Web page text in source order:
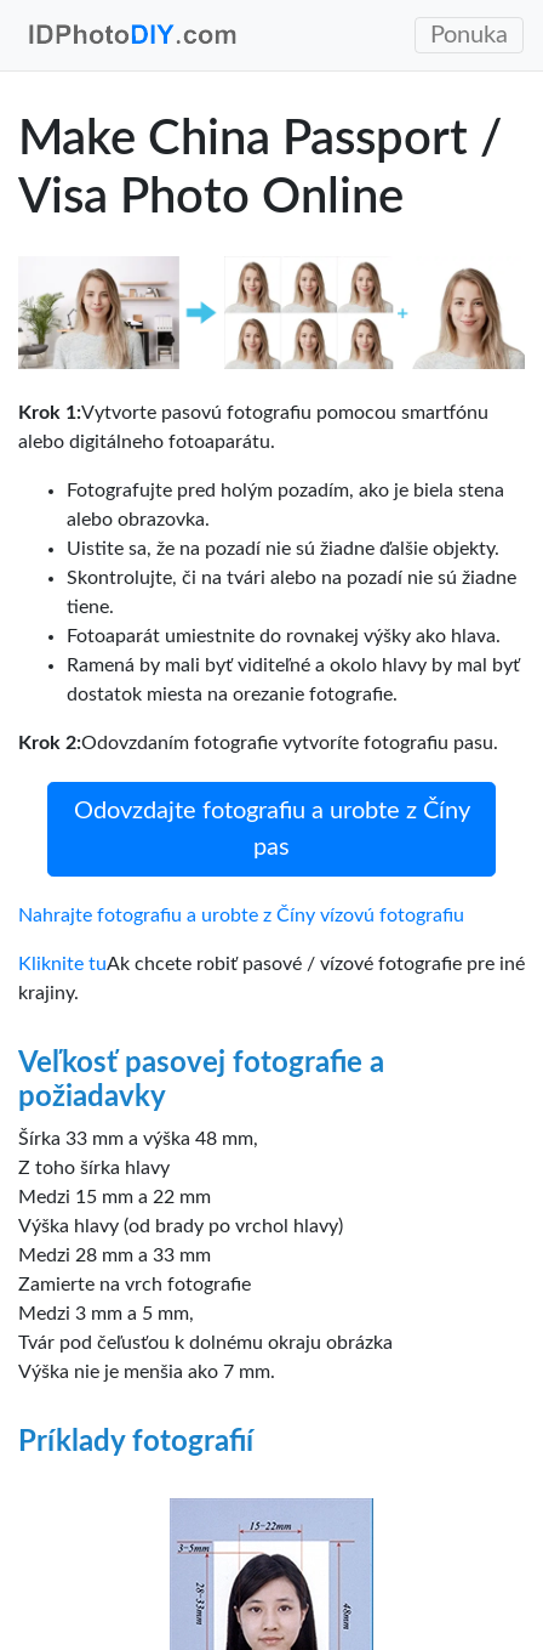
Ponuka
Make China Passport /
Visa Photo Online
Krok 1:Vytvorte pasovú fotografiu pomocou smartfónu
alebo digitálneho fotoaparátu.
Fotografujte pred holým pozadím, ako je biela stena
alebo obrazovka.
Uistite sa, že na pozadí nie sú žiadne ďalšie objekty.
Skontrolujte, či na tvári alebo na pozadí nie sú žiadne
tiene.
Fotoaparát umiestnite do rovnakej výšky ako hlava.
Ramená by mali byť viditeľné a okolo hlavy by mal byť
dostatok miesta na orezanie fotografie.
Krok 2:Odovzdaním fotografie vytvoríte fotografiu pasu.
Odovzdajte fotografiu a urobte z Číny
pas
Nahrajte fotografiu a urobte z Číny vízovú fotografiu
Kliknite tuAk chcete robiť pasové / vízové fotografie pre iné
krajiny.
Veľkosť pasovej fotografie a
požiadavky
Šírka 33 mm a výška 48 mm,
Z toho šírka hlavy
Medzi 15 mm a 22 mm
Výška hlavy (od brady po vrchol hlavy)
Medzi 28 mm a 33 mm
Zamierte na vrch fotografie
Medzi 3 mm a 5 mm,
Tvár pod čeľusťou k dolnému okraju obrázka
Výška nie je menšia ako 7 mm.
Príklady fotografií